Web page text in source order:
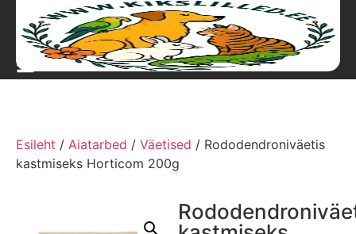
Esileht / Aiatarbed / Väetised / Rododendroniväetis
kastmiseks Horticom 200g